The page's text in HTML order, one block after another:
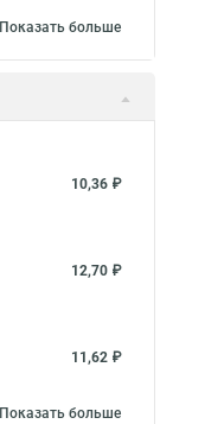
Показать больше
10,36 ₽
12,70 ₽
11,62 ₽
Показать больше